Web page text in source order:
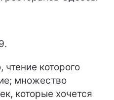
чтение которого
множество
которые хочется